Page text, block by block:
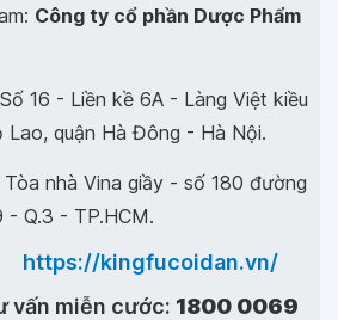
Công ty cổ phần Dược Phẩm
Số 16 - Liền kề 6A - Làng Việt kiều
Lao, quận Hà Đông - Hà Nội.
Tòa nhà Vina giầy - số 180 đường
- Q.3 - TP.HCM.
https://kingfucoidan.vn/
vấn miễn cước: 1800 0069